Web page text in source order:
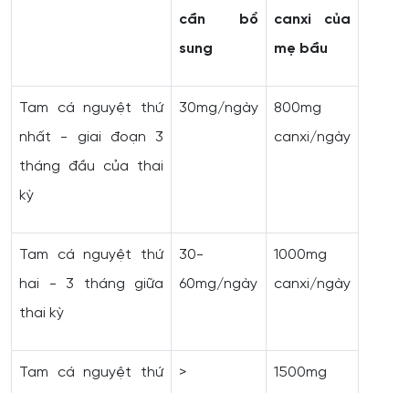
cần bổ
sung
canxi của
mẹ bầu
Tam cá nguyệt thứ
nhất - giai đoạn 3
tháng đầu của thai
kỳ
30mg/ngày
800mg
canxi/ngày
Tam cá nguyệt thứ
hai - 3 tháng giữa
thai kỳ
30-
60mg/ngày
1000mg
canxi/ngày
Tam cá nguyệt thứ
>
1500mg